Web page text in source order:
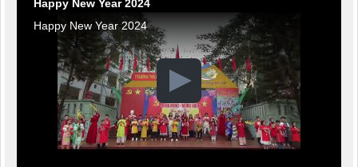
Happy New Year 2024
Happy New Year 2024